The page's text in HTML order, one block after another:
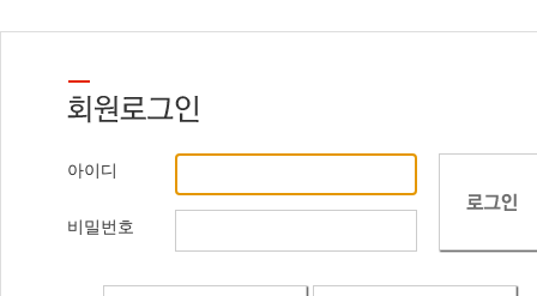
아이디
비밀번호